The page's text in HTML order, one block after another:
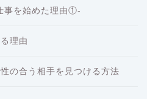
事を始めた理由①-
理由
の合う相手を見つける方法